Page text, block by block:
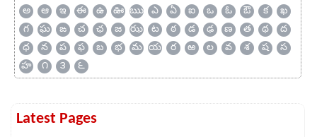
అ ఆ ఇ ఈ ఉ ఊ ఋ ఎ ఏ ఐ ఒ ఓ ఔ క
ఖ
గ
ఘ ఙ చ ఛ జ ఝ ట ఠ డ ఢ ణ త థ
ద
ధ
న ప ఫ బ భ మ య ర ఱ ల వ శ ష
స
హ
౧ ౩ ౬
Latest Pages